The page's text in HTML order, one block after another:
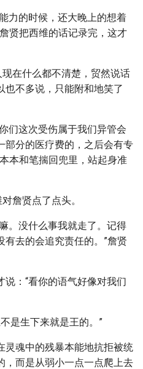
力的时候，还大晚上的想着
贤把西维的话记录完，这才
在什么都不清楚，贸然说话
也不多说，只能附和地笑了
们这次受伤属于我们异管会
部分的医疗费的，之后会有专
本和笔揣回兜里，站起身准
詹贤点了点头。
。没什么事我就走了。记得
去的会追究责任的。”詹贤
：“看你的语气好像对我们
是生下来就是王的。”
灵魂中的残暴本能地抗拒被统
，而是从弱小一点一点爬上去